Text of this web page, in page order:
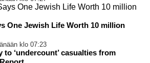
One Jewish Life Worth 10 million
klo 07:23
to ‘undercount’ casualties from